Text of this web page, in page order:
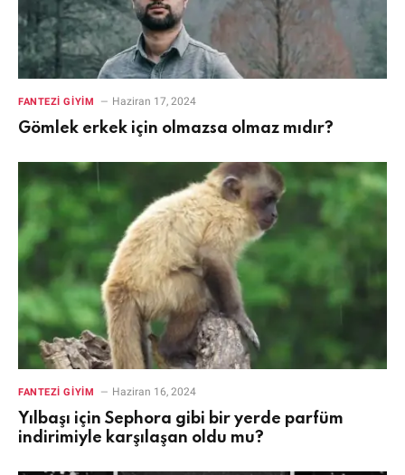
FANTEZI GIYIM Haziran 17, 2024
Gömlek erkek için olmazsa olmaz mıdır?
FANTEZI GIYIM Haziran 16, 2024
Yılbaşı için Sephora gibi bir yerde parfüm
indirimiyle karşılaşan oldu mu?